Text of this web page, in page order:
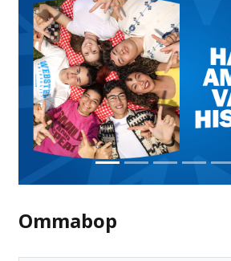
Ommabop